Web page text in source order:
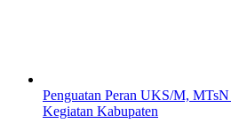
Penguatan Peran UKS/M,
Kegiatan Kabupaten